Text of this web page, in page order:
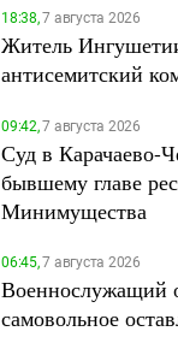
18:38,7 августа 2026
Житель
антисемитский
09:42,7 августа 2026
Суд в Карачаево-
бывшему главе
Минимущества
06:45,7 августа 2026
Военнослужащий
самовольное